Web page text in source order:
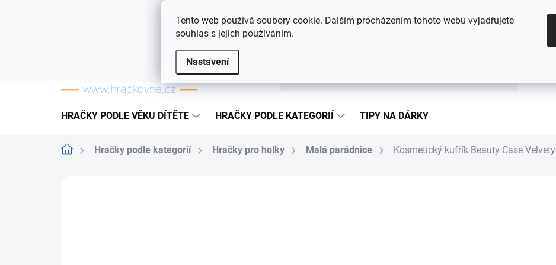
Tento web používá soubory cookie. Dalším procházením tohoto webu vyjadřujete
souhlas s jejich používáním.
Nastavení
Často kladené otázky Hodnocení obchodu Kontakty
HRAČKY PODLE VĚKU DÍTĚTE HRAČKY PODLE KATEGORIÍ TIPY NA DÁRKY
DomůHračky podle kategorií Hračky pro holky Malá parádnice Kosmetický kufřík Beauty Case Velvety